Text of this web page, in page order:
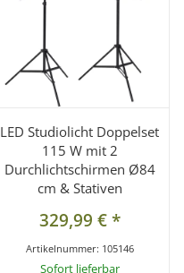
LED Studiolicht Doppelset
115 W mit 2
Durchlichtschirmen Ø84
cm & Stativen
329,99 €*
Artikelnummer: 105146
Sofort lieferbar